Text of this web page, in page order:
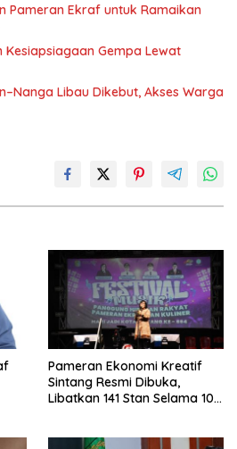
Pameran Ekraf untuk Ramaikan
Kesiapsiagaan Gempa Lewat
Libau Dikebut, Akses Warga
Pameran Ekonomi Kreatif
Sintang Resmi Dibuka,
Libatkan 141 Stan Selama 10